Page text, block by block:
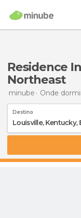
Residence
Northeast
minube Onde
Destino